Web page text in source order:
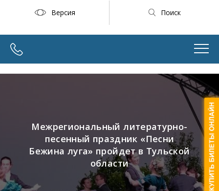
Версия Поиск
Межрегиональный литературно-
песенный праздник «Песни
Бежина луга» пройдет в Тульской
области